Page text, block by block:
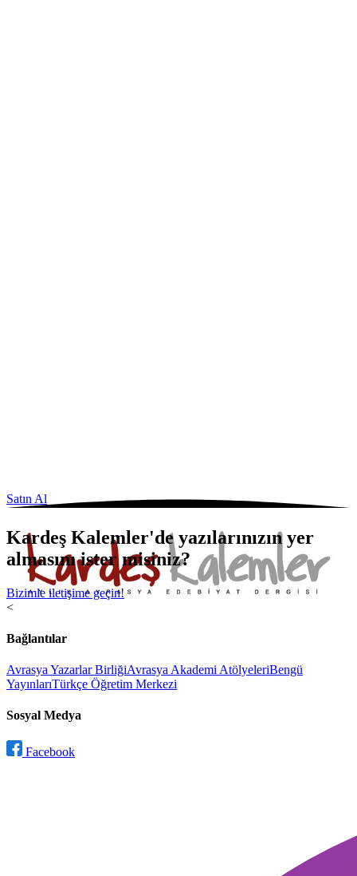
Satın Al
Kardeş Kalemler'de yazılarınızın yer
almasını ister misiniz?
Bizimle iletişime geçin!
<
Bağlantılar
Avrasya Yazarlar BirliğiAvrasya Akademi AtölyeleriBengü
YayınlarıTürkçe Öğretim Merkezi
Sosyal Medya
Facebook